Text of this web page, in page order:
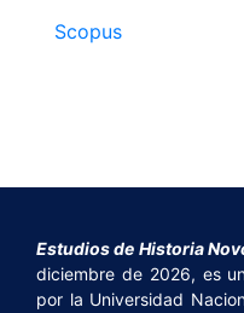
Scopus
Estudios de Historia
diciembre de 2026, es
por la Universidad